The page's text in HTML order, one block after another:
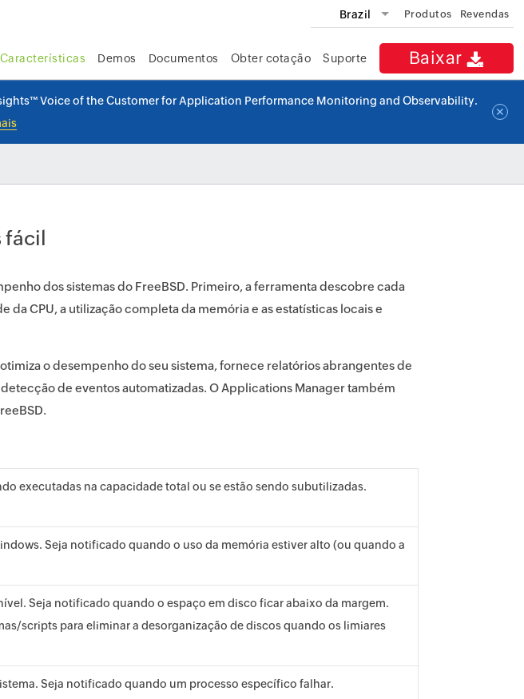
Brazil Produtos Revendas
Baixar
Características Demos Documentos Obter cotação Suporte
Voice of the Customer for Application Performance Monitoring and Observability.
✕
fácil
dos sistemas do FreeBSD. Primeiro, a ferramenta descobre cada
da CPU, a utilização completa da memória e as estatísticas locais e
o desempenho do seu sistema, fornece relatórios abrangentes de
de eventos automatizadas. O Applications Manager também
executadas na capacidade total ou se estão sendo subutilizadas.
Seja notificado quando o uso da memória estiver alto (ou quando a
Seja notificado quando o espaço em disco ficar abaixo da margem.
scripts para eliminar a desorganização de discos quando os limiares
Seja notificado quando um processo específico falhar.